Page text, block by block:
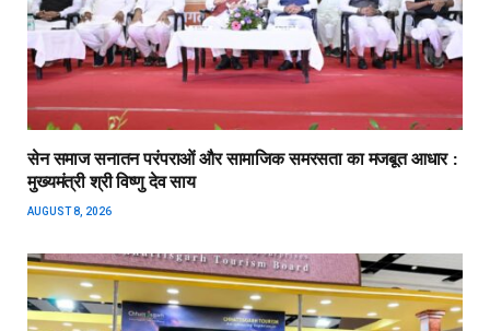
सेन समाज सनातन परंपराओं और सामाजिक समरसता का मजबूत आधार :
मुख्यमंत्री श्री विष्णु देव साय
AUGUST 8, 2026